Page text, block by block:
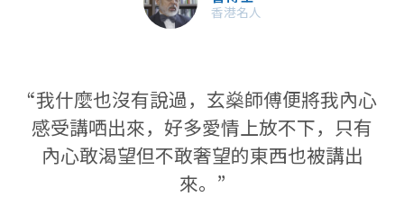
​香港名人
“我什麼也沒有說過，玄燊師傅便將我內心
感受講哂出來，好多愛情上放不下，只有
內心敢渴望但不敢奢望的東西也被講出
來。”